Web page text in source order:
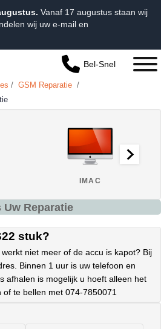
Vanaf 17 augustus staan wij
wij uw e-mail en
Bel-Snel
/ GSM Reparatie /
IMAC
Uw Reparatie
stuk?
niet meer of de accu is kapot? Bij
Binnen 1 uur is uw telefoon en
afhalen is mogelijk u hoeft alleen het
te bellen met 074-7850071